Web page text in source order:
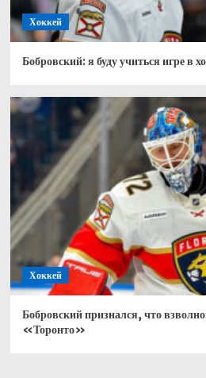
Хоккей
Бобровский: я буду учиться игре в
Хоккей
Бобровский признался, что
«Торонто»